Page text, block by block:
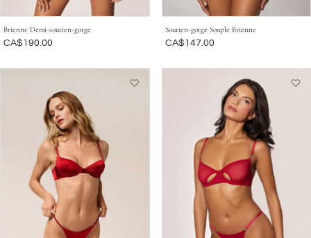
Brienne Demi-soutien-gorge
Était
CA$190.00
Soutien-gorge Souple Brienne
Était
CA$147.00